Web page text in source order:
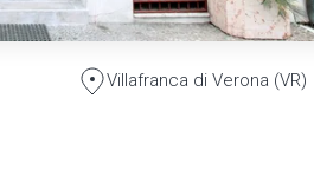
Villafranca di Verona (VR)